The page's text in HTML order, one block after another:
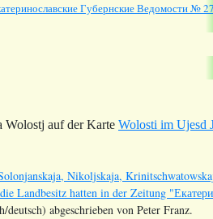
Губернские Ведомости №
Wolostj auf der Karte Wolosti im Ujesd
Nikoljskaja,
Landbesitz hatten in der Zeitung
deutsch) abgeschrieben von Peter Franz.